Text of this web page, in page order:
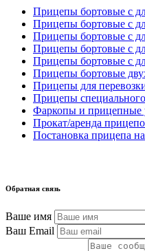
Прицепы бортовые с
Прицепы бортовые с
Прицепы бортовые с
Прицепы бортовые с
Прицепы бортовые с
Прицепы бортовые
Прицепы для
Прицепы
Фаркопы и прицепные
Прокат/аренда
Постановка прицепа
Обратная связь
Ваше имя
Ваш Email